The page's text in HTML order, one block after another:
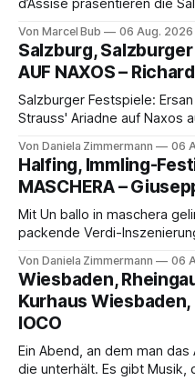
d’Assise präsentieren die
eine bildgewaltige
die komplexe Partitur
Franziskus.
Von Marcel Bub 06 Aug. 2026
Salzburg, Salzburger
AUF NAXOS –
Salzburger Festspiele:
Strauss' Ariadne auf Naxos
Aufführung mit starken
Philharmonikern, szenisch
hinter den Erwartungen
Von Daniela Zimmermann 06
Halfing, Immling-
MASCHERA –
Mit Un ballo in maschera
packende Verdi-
psychologische Tiefe mit
einem spielfreudigen
überzeugenden
Von Daniela Zimmermann 06
Wiesbaden,
Kurhaus Wiesbaden,
IOCO
Ein Abend, an dem man das Atmen
die unterhält. Es gibt